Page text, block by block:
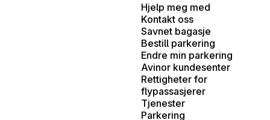
Hjelp meg med
Kontakt oss
Savnet bagasje
Bestill parkering
Endre min parkering
Avinor kundesenter
Rettigheter for
flypassasjerer
Tjenester
Parkering